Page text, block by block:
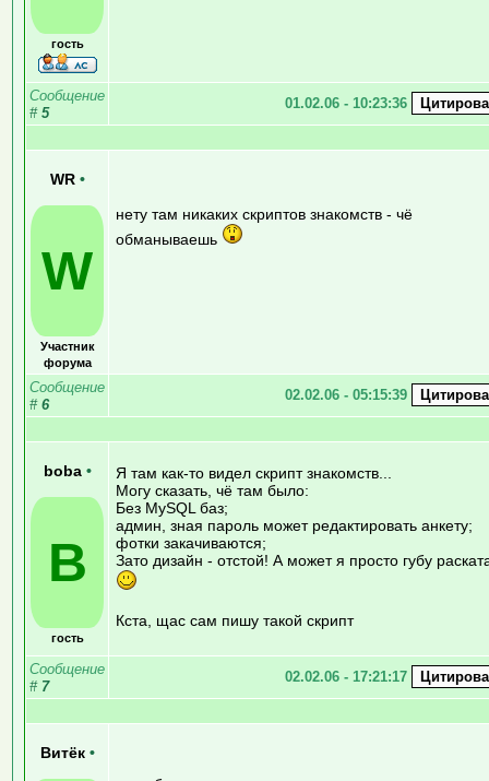
гость
Сообщение
# 5
01.02.06 - 10:23:36
WR •
W
Участник
форума
нету там никаких скриптов знакомств - чё
обманываешь
Сообщение
# 6
02.02.06 - 05:15:39
boba •
B
гость
Я там как-то видел скрипт знакомств...
Могу сказать, чё там было:
Без MySQL баз;
админ, зная пароль может редактировать анкету;
фотки закачиваются;
Зато дизайн - отстой! А может я просто губу
Кста, щас сам пишу такой скрипт
Сообщение
# 7
02.02.06 - 17:21:17
Витёк •